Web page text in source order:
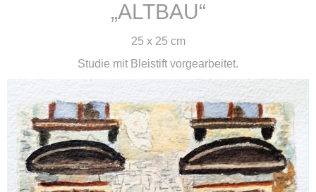
„ALTBAU“
25 x 25 cm
Studie mit Bleistift vorgearbeitet.